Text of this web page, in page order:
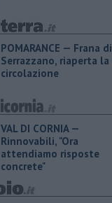
POMARANCE — Frana di
Serrazzano, riaperta la
circolazione
VAL DI CORNIA —
Rinnovabili, "Ora
attendiamo risposte
concrete"